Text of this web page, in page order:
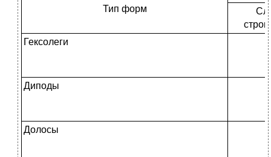
Тип форм
Гексолеги
Диподы
Долосы